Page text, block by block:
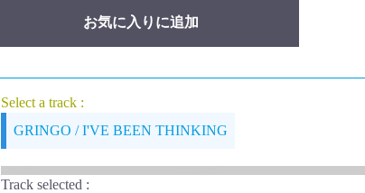
お気に入りに追加
Select a track :
GRINGO / I'VE BEEN THINKING
Track selected :